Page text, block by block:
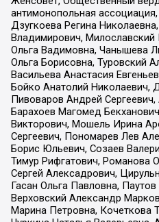
антимонопольная
Дзугкоева Регина
Владимирович,
Ольга Вадимовна, Чанышева
Ольга Борисовна, Туровский
Васильева Анастасия
Бойко Анатолий Николаевич,
Пивоваров Андрей Сергеевич,
Барахоев Магомед
Викторович, Мошель Ирина
Сергеевич, Пономарев Лев
Борис Юльевич, Созаев
Тимур Рифгатович, Романова
Сергей Алексадрович,
Гасан Ольга Павловна,
Верховский Александр
Марина Петровна, Кочеткова